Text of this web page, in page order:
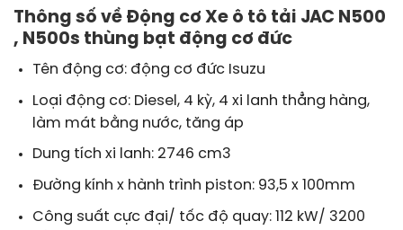
Thông số về Động cơ Xe ô tô tải JAC N500
, N500s thùng bạt động cơ đức
Tên động cơ: động cơ đức Isuzu
Loại động cơ: Diesel, 4 kỳ, 4 xi lanh thẳng hàng,
làm mát bằng nước, tăng áp
Dung tích xi lanh: 2746 cm3
Đường kính x hành trình piston: 93,5 x 100mm
Công suất cực đại/ tốc độ quay: 112 kW/ 3200